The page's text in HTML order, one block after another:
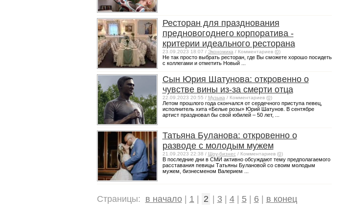
Ресторан для празднования
предновогоднего корпоратива -
критерии идеального ресторана
23.09.2023 18:07 / Экономика / Комментариев (0)
Не так просто выбрать ресторан, где Вы сможете хорошо посидеть
с коллегами и отметить Новый ...
Сын Юрия Шатунова: откровенно о
чувстве вины из-за смерти отца
22.09.2023 20:55 / Музыка / Комментариев (0)
Летом прошлого года скончался от сердечного приступа певец,
исполнитель хита «Белые розы» Юрий Шатунов. В сентябре
артист праздновал бы свой юбилей – 50 лет, ...
Татьяна Буланова: откровенно о
разводе с молодым мужем
21.09.2023 22:38 / Шоу-бизнес/ Комментариев (0)
В последние дни в СМИ активно обсуждают тему предполагаемого
расставания певицы Татьяны Булановой со своим молодым
мужем, бизнесменом Валерием ...
Страницы: в начало| 1 2 3| 4| 5| 6| в конец